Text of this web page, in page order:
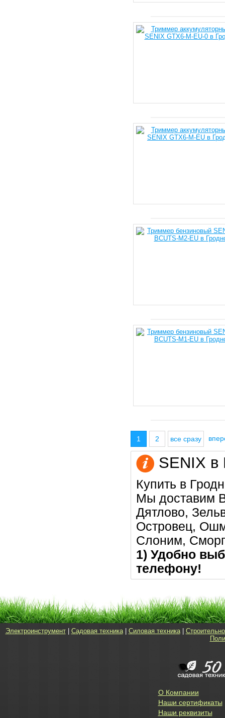
1 2 все сразу
SENIX в
Купить в
Мы доставим
Дятлово,
Островец,
Слоним,
1) Удобно
телефону!
Электроинструмент| Садовая техника| Силовая техника|
О Компании
Наши сертификаты
Наши реквизиты